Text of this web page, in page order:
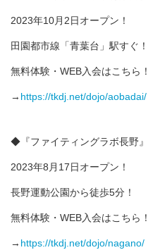
2023年10月2日オープン！
田園都市線「青葉台」駅すぐ！
無料体験・WEB入会はこちら！
→ https://tkdj.net/dojo/aobadai/
◆『ファイティングラボ長野』
2023年8月17日オープン！
長野運動公園から徒歩5分！
無料体験・WEB入会はこちら！
→ https://tkdj.net/dojo/nagano/